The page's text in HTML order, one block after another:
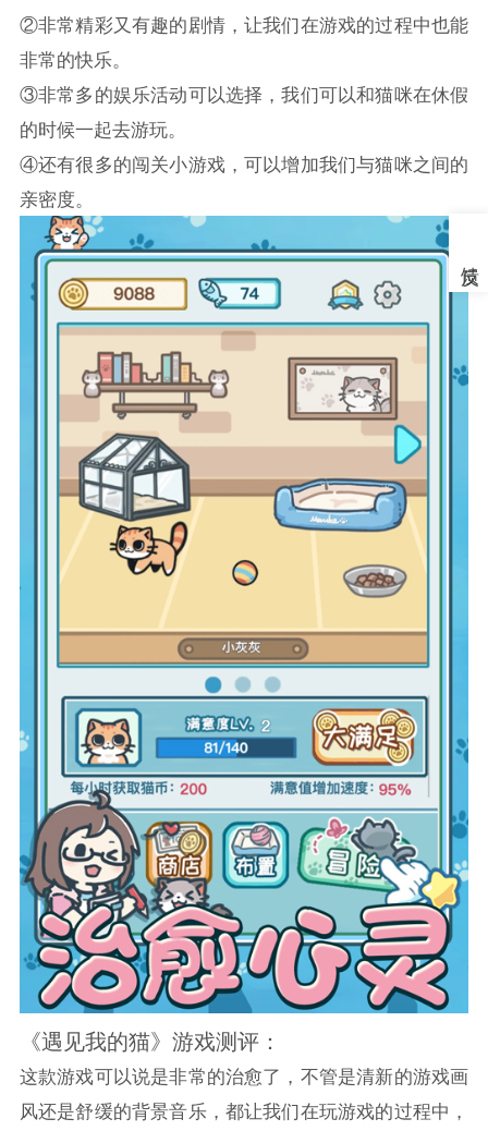
②非常精彩又有趣的剧情，让我们在游戏的过程中也能
非常的快乐。
③非常多的娱乐活动可以选择，我们可以和猫咪在休假
的时候一起去游玩。
④还有很多的闯关小游戏，可以增加我们与猫咪之间的
亲密度。
《遇见我的猫》游戏测评：
这款游戏可以说是非常的治愈了，不管是清新的游戏画
风还是舒缓的背景音乐，都让我们在玩游戏的过程中，